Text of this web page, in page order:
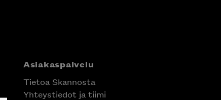
Asiakaspalvelu
Tietoa Skannosta
Yhteystiedot ja tiimi